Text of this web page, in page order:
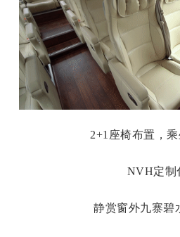
2+1座椅布置，
NVH定制
静赏窗外九寨碧